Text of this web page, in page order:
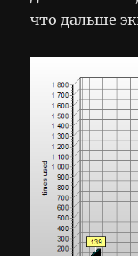
что дальше